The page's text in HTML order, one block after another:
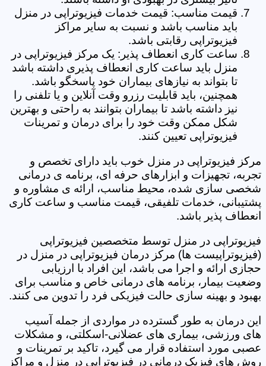
قیمت مناسب: قیمت خدمات فیزیوتراپی در منزل
باید مناسب باشد و نسبت به سایر مراکز
فیزیوتراپی رقابتی باشد.
ساعت کاری انعطاف پذیر: یک مرکز فیزیوتراپی در
منزل باید ساعت کاری انعطاف پذیری داشته باشد
تا بتواند به نیازهای بیماران خود پاسخگو باشد.
همچنین، باید قابلیت رزرو وقت آنلاین و یا تلفنی را
نیز داشته باشد تا بیماران بتوانند به راحتی و بهترین
شکل ممکن وقت خود را برای درمان و تمرینات
فیزیوتراپی تعیین کنند.
مرکز فیزیوتراپی در منزل خوب باید دارای تخصص و
تجربه، تجهیزات و ابزارهای حرفه ای، برنامه ی درمانی
شخصی سازی شده، محیط مناسب، ارائه ی مشاوره و
پشتیبانی، خدمات تلفیقی، قیمت مناسب و ساعت کاری
انعطاف پذیر باشد.
فیزیوتراپی در منزل توسط متخصصین فیزیوتراپی
(فیزیوتراپیست ها) مرکز درمان فیزیوتراپی در منزل در
حجازی ارائه و اجرا می باشد، این افراد با ارزیابی
وضعیت بیمار، برنامه های درمانی خاص و مناسب برای
بهبود و بهینه سازی حالت فیزیکی فرد را تدوین می کنند.
این درمان به طور گسترده در مواردی از جمله آسیب
های ورزشی، بیماری های عضلانی-اسکلتی، و مشکلات
عصبی مورد استفاده قرار می گیرد، تاکید بر تمرینات و
روش های فیزیک درمانی در فیزیوتراپی در منزل و مراکز